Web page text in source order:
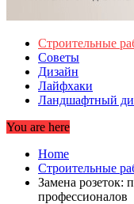
Строительные
Советы
Дизайн
Лайфхаки
Ландшафтный
You are here
Home
Строительные
Замена розеток:
профессионалов